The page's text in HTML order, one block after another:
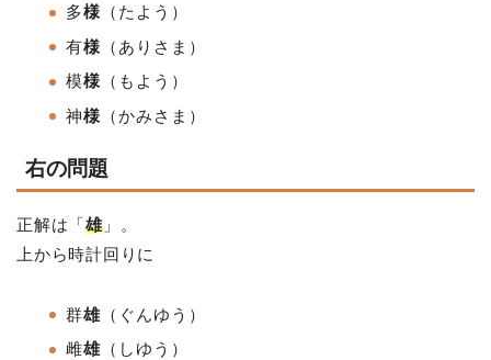
多様 （たよう）
有様 （ありさま）
模様 （もよう ）
神様 （かみさま）
右の問題
正解は「雄」。
上から時計回りに
群雄 （ぐんゆう）
雌雄 （しゆう）